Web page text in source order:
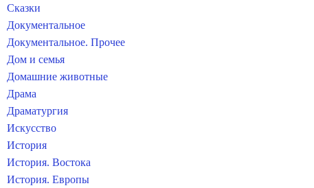
Сказки
Документальное
Документальное. Прочее
Дом и семья
Домашние животные
Драма
Драматургия
Искусство
История
История. Востока
История. Европы